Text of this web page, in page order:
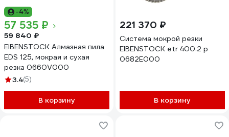
-4%
57 535 ₽
59 840 ₽
EIBENSTOCK Алмазная пила
EDS 125, мокрая и сухая
резка 0660V000
3.4(5)
В корзину
221 370 ₽
Система мокрой резки
EIBENSTOCK etr 400.2 p
0682E000
В корзину